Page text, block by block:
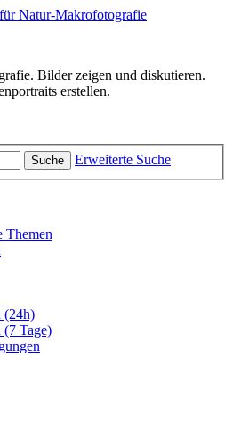
Bilder zeigen und diskutieren.
erstellen.
Suche Erweiterte Suche
Themen
(24h)
Tage)